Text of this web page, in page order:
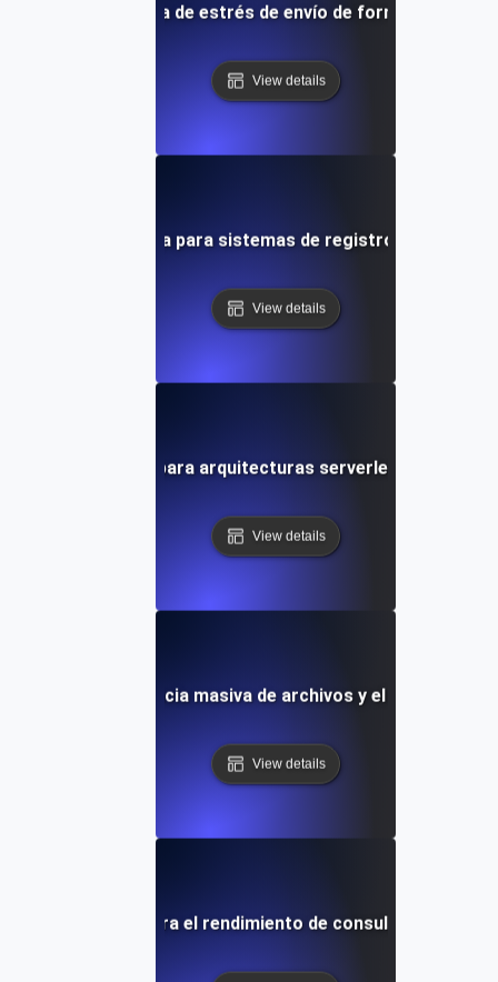
Pruebas de carga de estrés de envío de formularios
View details
Pruebas de carga para sistemas de registro de
View details
Pruebas de carga para arquitecturas serverless de AWS
View details
para la transferencia masiva de archivos y el estrés de
View details
de carga para el rendimiento de consultas de base